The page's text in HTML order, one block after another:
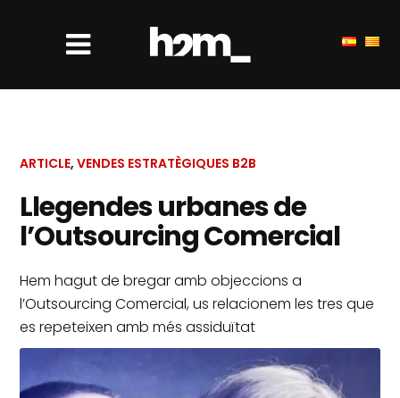
ARTICLE,VENDES ESTRATÈGIQUES B2B
Llegendes urbanes de
l’Outsourcing Comercial
Hem hagut de bregar amb objeccions a
l’Outsourcing Comercial, us relacionem les tres que
es repeteixen amb més assiduïtat